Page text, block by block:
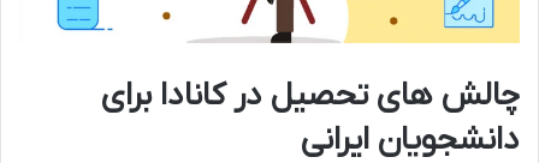
چالش های تحصیل در کانادا برای
دانشجویان ایرانی